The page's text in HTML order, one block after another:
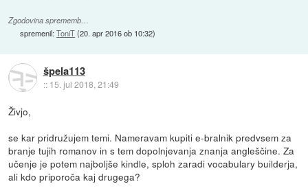
Zgodovina sprememb…
spremenil:ToniT(20. apr 2016 ob 10:32)
špela113
:: 15. jul 2018, 21:49
Živjo,
se kar pridružujem temi. Nameravam kupiti e-bralnik predvsem za
branje tujih romanov in s tem dopolnjevanja znanja angleščine. Za
učenje je potem najboljše kindle, sploh zaradi vocabulary builderja,
ali kdo priporoča kaj drugega?